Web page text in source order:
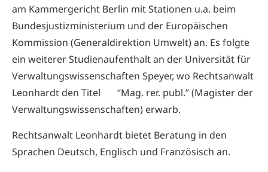
am Kammergericht Berlin mit Stationen u.a. beim
Bundesjustizministerium und der Europäischen
Kommission (Generaldirektion Umwelt) an. Es folgte
ein weiterer Studienaufenthalt an der Universität für
Verwaltungswissenschaften Speyer, wo Rechtsanwalt
Leonhardt den Titel “Mag. rer. publ.” (Magister der
Verwaltungswissenschaften) erwarb.
Rechtsanwalt Leonhardt bietet Beratung in den
Sprachen Deutsch, Englisch und Französisch an.